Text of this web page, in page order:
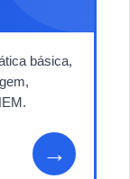
básica,
→